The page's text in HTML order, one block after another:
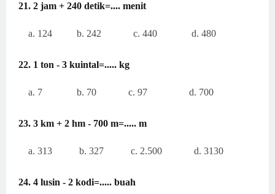
21. 2 jam + 240 detik=.... menit
a. 124 b. 242 c. 440 d. 480
22. 1 ton - 3 kuintal=..... kg
a. 7 b. 70 c. 97 d. 700
23. 3 km + 2 hm - 700 m=..... m
a. 313 b. 327 c. 2.500 d. 3130
24. 4 lusin - 2 kodi=..... buah